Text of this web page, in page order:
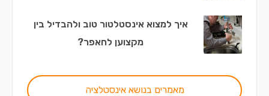
איך למצוא אינסטלטור טוב ולהבדיל בין
מקצוען לחאפר?
מאמרים בנושא אינסטלציה